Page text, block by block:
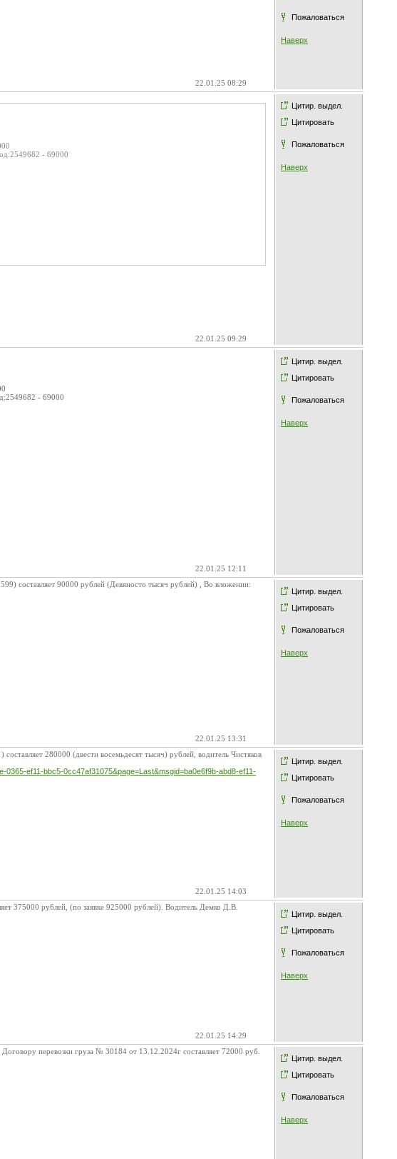
Пожаловаться
Наверх
22.01.25 08:29
Цитир. выдел.
Цитировать
Пожаловаться
Наверх
- 69000
22.01.25 09:29
Цитир. выдел.
Цитировать
Пожаловаться
Наверх
- 69000
22.01.25 12:11
Цитир. выдел.
Цитировать
Пожаловаться
Наверх
90000 рублей (Девяносто тысяч рублей) , Во вложении:
22.01.25 13:31
Цитир. выдел.
Цитировать
Пожаловаться
Наверх
280000 (двести восемьдесят тысяч) рублей, водитель Чистяков
ef11-bbc5-0cc47af31075&page=Last&msgid=ba0e6f9b-abd8-ef11-
22.01.25 14:03
Цитир. выдел.
Цитировать
Пожаловаться
Наверх
375000 рублей, (по заявке 925000 рублей). Водитель Демко Д.В.
22.01.25 14:29
Цитир. выдел.
Цитировать
Пожаловаться
Наверх
перевозки груза № 30184 от 13.12.2024г составляет 72000 руб.